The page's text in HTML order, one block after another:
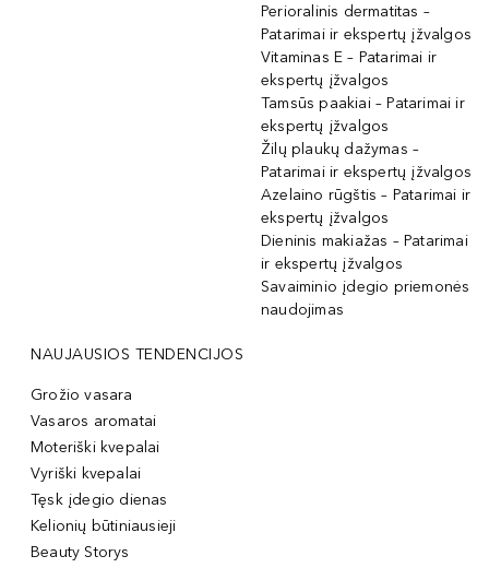
Perioralinis dermatitas –
Patarimai ir ekspertų įžvalgos
Vitaminas E – Patarimai ir
ekspertų įžvalgos
Tamsūs paakiai – Patarimai ir
ekspertų įžvalgos
Žilų plaukų dažymas –
Patarimai ir ekspertų įžvalgos
Azelaino rūgštis – Patarimai ir
ekspertų įžvalgos
Dieninis makiažas – Patarimai
ir ekspertų įžvalgos
Savaiminio įdegio priemonės
naudojimas
NAUJAUSIOS TENDENCIJOS
Grožio vasara
Vasaros aromatai
Moteriški kvepalai
Vyriški kvepalai
Tęsk įdegio dienas
Kelionių būtiniausieji
Beauty Storys